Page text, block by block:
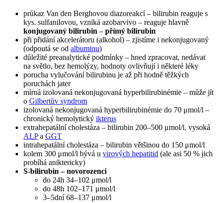
průkaz Van den Berghovou diazoreakcí – bilirubin reaguje s
kys. sulfanilovou, vzniká azobarvivo – reaguje hlavně
konjugovaný bilirubin – přímý bilirubin
při přidání akcelerátoru (alkohol) – zjistíme i nekonjugovaný
(odpoutá se od albuminu)
důležité preanalytické podmínky – hned zpracovat, nedávat
na světlo, bez hemolýzy, hodnoty ovlivňují i některé léky
porucha vylučování bilirubinu je až při hodně těžkých
poruchách jater
mírná izolovaná nekonjugovaná hyperbilirubinémie – může jít
o Gilbertův syndrom
izolovaná nekonjugovaná hyperbilirubinémie do 70 μmol/l –
chronický hemolytický ikterus
extrahepatální cholestáza – bilirubin 200–500 μmol/l, vysoká
ALPa GGT
intrahepatální cholestáza – bilirubin většinou do 150 μmol/l
kolem 300 μmol/l bývá u virových hepatitid (ale asi 50 % jich
probíhá aniktericky)
S-bilirubin – novorozenci
do 24h 34–102 μmol/l
do 48h 102–171 μmol/l
3–5dní 68–137 μmol/l